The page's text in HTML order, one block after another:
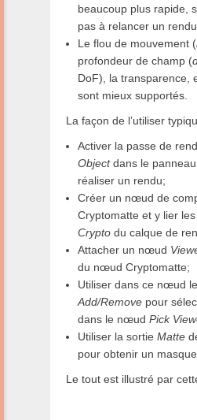
beaucoup plus rapide,
pas à relancer un rendu.
Le flou de mouvement (
profondeur de champ (
DoF), la transparence,
sont mieux supportés.
La façon de l’utiliser
Activer la passe de
Objectdans le
réaliser un rendu;
Créer un nœud de
Cryptomatte et y lier
Crypto du calque de
Attacher un nœud
du nœud Cryptomatte;
Utiliser dans ce nœud
Add/Remove pour
dans le nœud Pick
Utiliser la sortie Matte
pour obtenir un masque
Le tout est illustré par